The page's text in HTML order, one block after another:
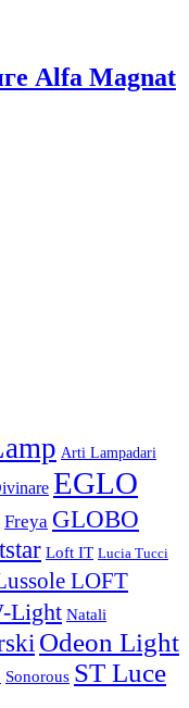
Alfa Magnat
Arti Lampadari
EGLO
Freya GLOBO
Loft IT Lucia Tucci
LOFT
Light Natali
Odeon Light
Sonorous ST Luce